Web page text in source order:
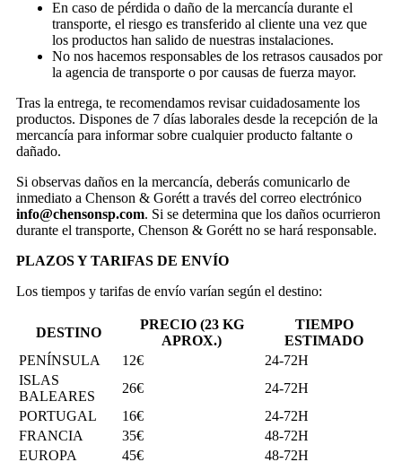
En caso de pérdida o daño de la mercancía durante el
transporte, el riesgo es transferido al cliente una vez que
los productos han salido de nuestras instalaciones.
No nos hacemos responsables de los retrasos causados por
la agencia de transporte o por causas de fuerza mayor.
Tras la entrega, te recomendamos revisar cuidadosamente los
productos. Dispones de 7 días laborales desde la recepción de la
mercancía para informar sobre cualquier producto faltante o
dañado.
Si observas daños en la mercancía, deberás comunicarlo de
inmediato a Chenson & Gorétt a través del correo electrónico
info@chensonsp.com. Si se determina que los daños ocurrieron
durante el transporte, Chenson & Gorétt no se hará responsable.
PLAZOS Y TARIFAS DE ENVÍO
Los tiempos y tarifas de envío varían según el destino:
DESTINO
PRECIO (23 KG
APROX.)
TIEMPO
ESTIMADO
PENÍNSULA
12€
24-72H
ISLAS
BALEARES
26€
24-72H
PORTUGAL
16€
24-72H
FRANCIA
35€
48-72H
EUROPA
45€ 48-72H